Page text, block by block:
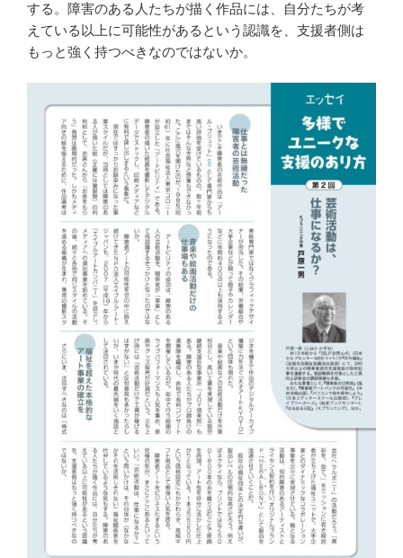
する。障害のある人たちが描く作品には、自分たちが考
えている以上に可能性があるという認識を、支援者側は
もっと強く持つべきなのではないか。